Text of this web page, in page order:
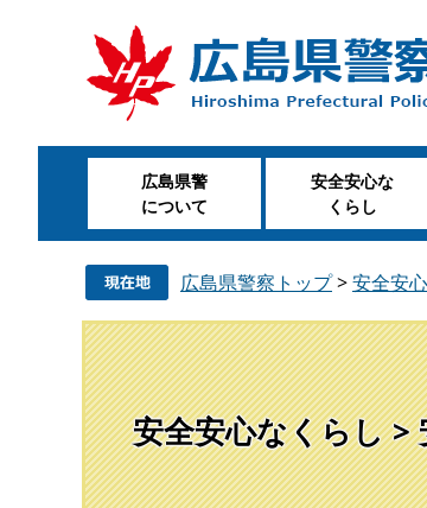
。
て
広島県警
について
安全安心な
くらし
広島県警察トップ>安全安
安全安心なくらし >